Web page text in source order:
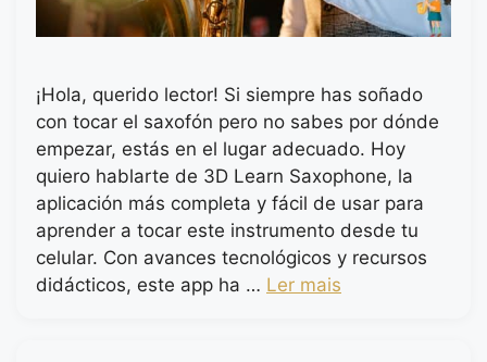
¡Hola, querido lector! Si siempre has soñado
con tocar el saxofón pero no sabes por dónde
empezar, estás en el lugar adecuado. Hoy
quiero hablarte de 3D Learn Saxophone, la
aplicación más completa y fácil de usar para
aprender a tocar este instrumento desde tu
celular. Con avances tecnológicos y recursos
didácticos, este app ha … Ler mais